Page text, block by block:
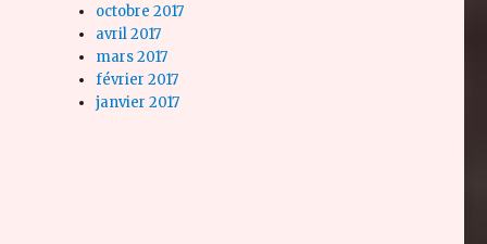
octobre 2017
avril 2017
mars 2017
février 2017
janvier 2017